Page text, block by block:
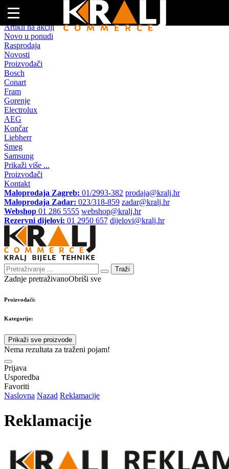
Naslovna
Artikli na akciji
Novo u ponudi
Rasprodaja
Novosti
Proizvođači
Bosch
Conart
Fram
Gorenje
Electrolux
AEG
Končar
Liebherr
Smeg
Samsung
Prikaži više ...
Proizvođači
Kontakt
Maloprodaja Zagreb: 01/2993-382 prodaja@kralj.hr
Maloprodaja Zadar: 023/318-859 zadar@kralj.hr
Webshop 01 286 5555 webshop@kralj.hr
Rezervni dijelovi: 01 2950 657 dijelovi@kralj.hr
Traži
Zadnje pretraživanoObriši sve
Proizvođači:
Kategorije:
Prikaži sve proizvode
Nema rezultata za traženi pojam!
Prijava
Usporedba
Favoriti
Naslovna Nazad Reklamacije
Reklamacije